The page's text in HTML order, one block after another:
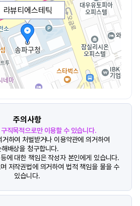
라뷰티에스테틱
주의사항
직목적으로만 이용할 수 있습니다.
하여 처벌받거나 이용약관에 의거하여
해배상을 청구합니다.
에 대한 책임은 작성자 본인에게 있습니다.
저작권법에 의거하여 법적 책임을 물을 수
있습니다.